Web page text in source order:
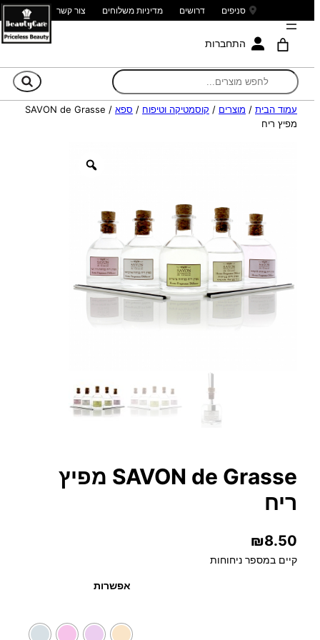
סניפים דרושים מדיניות משלוחים צור קשר
התחברות
עמוד הבית / מוצרים / קוסמטיקה וטיפוח / ספא
/ SAVON de Grasse
מפיץ ריח
SAVON de Grasse מפיץ
ריח
₪8.50
קיים במספר ניחוחות
אפשרות